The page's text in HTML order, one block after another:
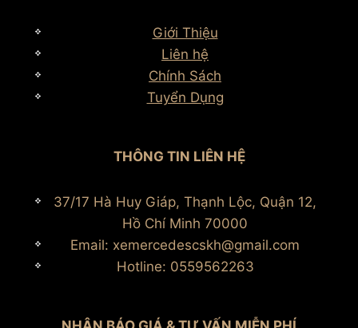
Giới Thiệu
Liên hệ
Chính Sách
Tuyển Dụng
THÔNG TIN LIÊN HỆ
37/17 Hà Huy Giáp, Thạnh Lộc, Quận 12,
Hồ Chí Minh 70000
Email: xemercedescskh@gmail.com
Hotline: 0559562263